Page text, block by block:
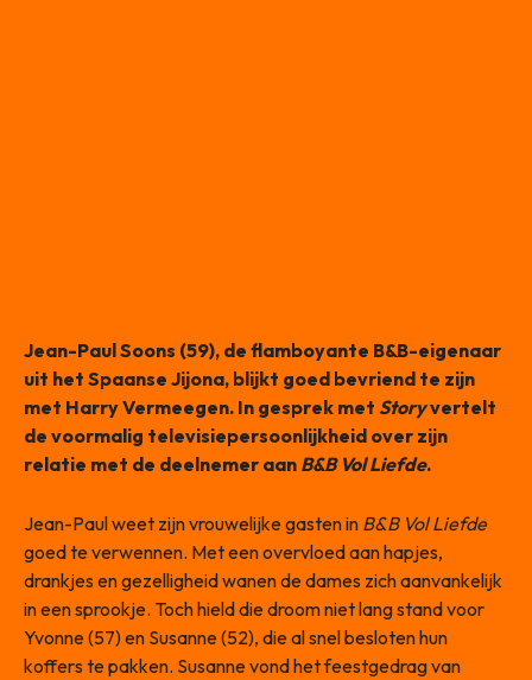
Jean-Paul Soons (59), de flamboyante B&B-eigenaar
uit het Spaanse Jijona, blijkt goed bevriend te zijn
met Harry Vermeegen. In gesprek met Storyvertelt
de voormalig televisiepersoonlijkheid over zijn
relatie met de deelnemer aan B&B Vol Liefde.
Jean-Paul weet zijn vrouwelijke gasten in B&B Vol Liefde
goed te verwennen. Met een overvloed aan hapjes,
drankjes en gezelligheid wanen de dames zich aanvankelijk
in een sprookje. Toch hield die droom niet lang stand voor
Yvonne (57) en Susanne (52), die al snel besloten hun
koffers te pakken. Susanne vond het feestgedrag van